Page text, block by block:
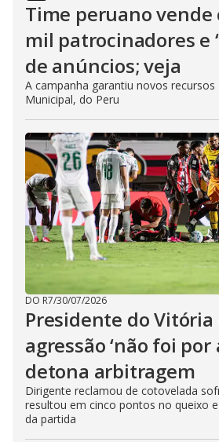
Time peruano vende
mil patrocinadores e
de anúncios; veja
A campanha garantiu novos
Municipal, do Peru
DO R7/30/07/2026
Presidente do Vitória
agressão ‘não foi por
detona arbitragem
Dirigente reclamou de cotovelada
resultou em cinco pontos no queixo
da partida